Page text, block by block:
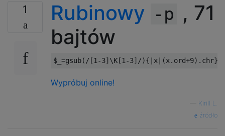
1 Rubinowy -p , 71
bajtów
$_ =gsub( /[1-3]\K[1-3]/){| x |(x. ord+9). chr}.
Wypróbuj online!
Kirill L.
źródło